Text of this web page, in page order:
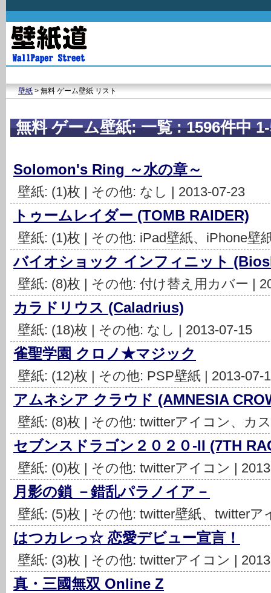
壁紙> 無料 ゲーム壁紙 リスト
無料 ゲーム壁紙: 一覧 : 1596件中
Solomon's Ring ～水の章～
壁紙: (1)枚 | その他: なし | 2013-07-23
トゥームレイダー (TOMB RAIDER)
壁紙: (1)枚 | その他: iPad壁紙、iPhone壁
バイオショック インフィニット
壁紙: (8)枚 | その他: 付け替え用カバー |
カラドリウス (Caladrius)
壁紙: (18)枚 | その他: なし | 2013-07-15
雀聖学園 クロノ★マジック
壁紙: (12)枚 | その他: PSP壁紙 | 2013-07-
アムネシア クラウド (AMNESIA
壁紙: (8)枚 | その他: twitterアイコン、カ
セブンスドラゴン２０２０-II (7TH
壁紙: (0)枚 | その他: twitterアイコン |
月影の鎖 －錯乱パラノイア－
壁紙: (5)枚 | その他: twitter壁紙、twitterア
はつカレっ☆ 恋愛デビュー宣言！
壁紙: (3)枚 | その他: twitterアイコン |
真・三國無双 Online Z